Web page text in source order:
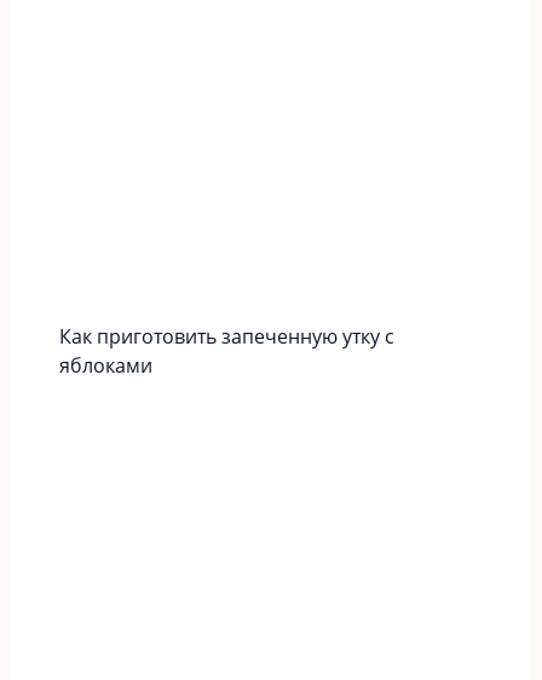
Как приготовить запеченную утку с
яблоками